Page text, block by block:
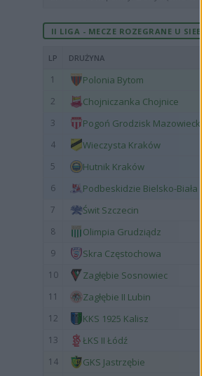
II LIGA - MECZE ROZEGRANE U SIEBIE
LP DRUŻYNA
1 Polonia Bytom
2 Chojniczanka Chojnice
3 Pogoń Grodzisk Mazowiecki
4 Wieczysta Kraków
5 Hutnik Kraków
6 Podbeskidzie Bielsko-Biała
7 Świt Szczecin
8 Olimpia Grudziądz
9 Skra Częstochowa
10 Zagłębie Sosnowiec
11 Zagłębie II Lubin
12 KKS 1925 Kalisz
13 ŁKS II Łódź
14 GKS Jastrzębie